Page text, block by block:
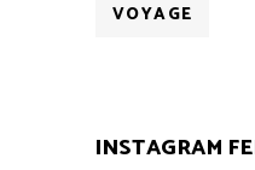
VOYAGE
INSTAGRAM